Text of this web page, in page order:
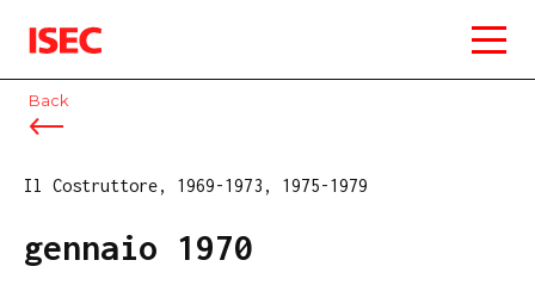
ISEC
Back
Il Costruttore, 1969-1973, 1975-1979
gennaio 1970